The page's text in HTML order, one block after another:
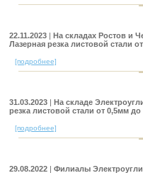
22.11.2023
На складах Ростов и
Лазерная резка листовой стали
[подробнее]
31.03.2023
На складе
резка листовой стали от 0,5мм
[подробнее]
29.08.2022
Филиалы